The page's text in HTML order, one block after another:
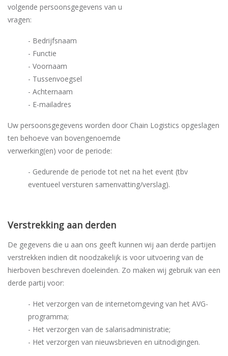
volgende persoonsgegevens van u
vragen:
- Bedrijfsnaam
- Functie
- Voornaam
- Tussenvoegsel
- Achternaam
- E-mailadres
Uw persoonsgegevens worden door Chain Logistics opgeslagen
ten behoeve van bovengenoemde
verwerking(en) voor de periode:
- Gedurende de periode tot net na het event (tbv
eventueel versturen samenvatting/verslag).
Verstrekking aan derden
De gegevens die u aan ons geeft kunnen wij aan derde partijen
verstrekken indien dit noodzakelijk is voor uitvoering van de
hierboven beschreven doeleinden. Zo maken wij gebruik van een
derde partij voor:
- Het verzorgen van de internetomgeving van het AVG-
programma;
- Het verzorgen van de salarisadministratie;
- Het verzorgen van nieuwsbrieven en uitnodigingen.